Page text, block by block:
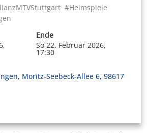
#Heimspiele
Ende
So 22. Februar 2026,
17:30
Moritz-Seebeck-Allee 6, 98617